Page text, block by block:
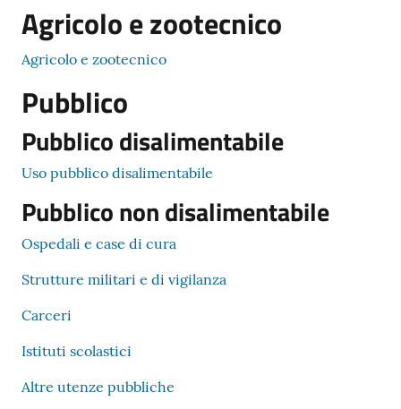
Agricolo e zootecnico
Agricolo e zootecnico
Pubblico
Pubblico disalimentabile
Uso pubblico disalimentabile
Pubblico non disalimentabile
Ospedali e case di cura
Strutture militari e di vigilanza
Carceri
Istituti scolastici
Altre utenze pubbliche